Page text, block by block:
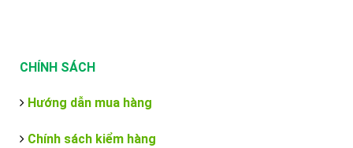
CHÍNH SÁCH
Hướng dẫn mua hàng
Chính sách kiểm hàng